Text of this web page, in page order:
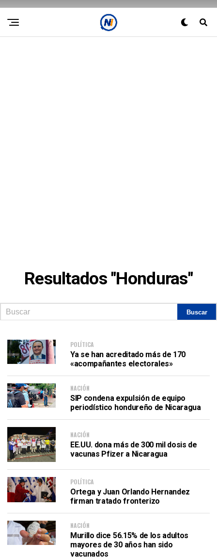
Resultados "Honduras"
POLÍTICA
Ya se han acreditado más de 170
«acompañantes electorales»
NACIÓN
SIP condena expulsión de equipo
periodístico hondureño de Nicaragua
NACIÓN
EE.UU. dona más de 300 mil dosis de
vacunas Pfizer a Nicaragua
POLÍTICA
Ortega y Juan Orlando Hernandez
firman tratado fronterizo
NACIÓN
Murillo dice 56.15% de los adultos
mayores de 30 años han sido
vacunados